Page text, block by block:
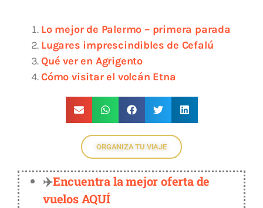
Lo mejor de Palermo – primera parada
Lugares imprescindibles de Cefalú
Qué ver en Agrigento
Cómo visitar el volcán Etna
ORGANIZA TU VIAJE
✈️Encuentra la mejor oferta de
vuelos AQUÍ